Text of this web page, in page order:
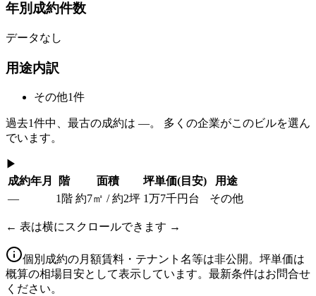
年別成約件数
データなし
用途内訳
その他1件
過去1件中、最古の成約は —。 多くの企業がこのビルを選ん
でいます。
▶
成約年月
階 面積 坪単価(目安)
用途
—
1階 約7㎡ / 約2坪 1万7千円台 その他
← 表は横にスクロールできます →
個別成約の月額賃料・テナント名等は非公開。坪単価は
概算の相場目安として表示しています。最新条件はお問合せ
ください。